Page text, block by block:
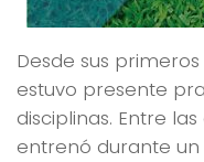
Desde sus
estuvo presente
disciplinas. Entre
entrenó durante un